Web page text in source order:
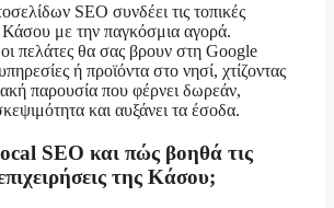
SEO συνδέει τις τοπικές
Κάσου με την παγκόσμια αγορά.
οι πελάτες θα σας βρουν στη Google
ή προϊόντα στο νησί, χτίζοντας
παρουσία που φέρνει δωρεάν,
και αυξάνει τα έσοδα.
SEO και πώς βοηθά τις
της Κάσου;